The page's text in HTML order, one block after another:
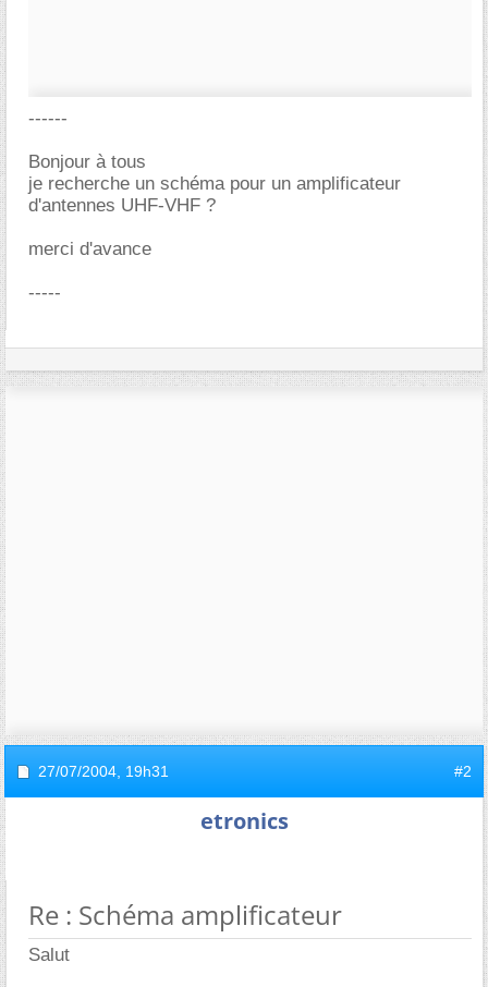
------
Bonjour à tous
je recherche un schéma pour un amplificateur
d'antennes UHF-VHF ?
merci d'avance
-----
27/07/2004, 19h31 #2
etronics
Re : Schéma amplificateur
Salut